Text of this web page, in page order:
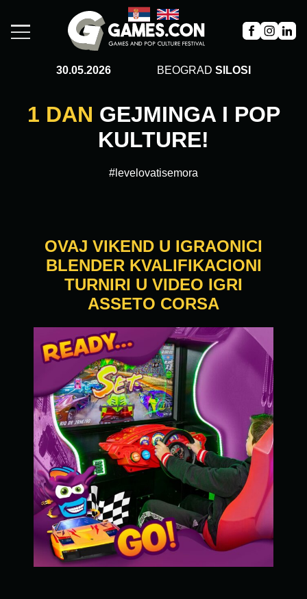
30.05.2026 BEOGRAD SILOSI
1 DAN GEJMINGA I POP
KULTURE!
#levelovatisemora
OVAJ VIKEND U IGRAONICI
BLENDER KVALIFIKACIONI
TURNIRI U VIDEO IGRI
ASSETO CORSA